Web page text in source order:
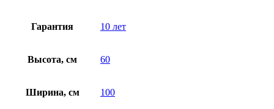
Гарантия 10 лет
Высота, см 60
Ширина, см 100